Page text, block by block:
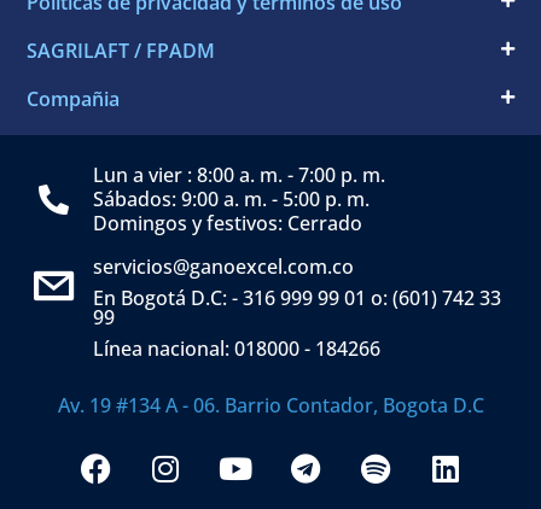
SAGRILAFT / FPADM
Compañia
Lun a vier : 8:00 a. m. - 7:00 p. m.
Sábados: 9:00 a. m. - 5:00 p. m.
Domingos y festivos: Cerrado
servicios@ganoexcel.com.co
En Bogotá D.C: - 316 999 99 01 o: (601) 742 33
99
Línea nacional: 018000 - 184266
Av. 19 #134 A - 06. Barrio Contador, Bogota D.C